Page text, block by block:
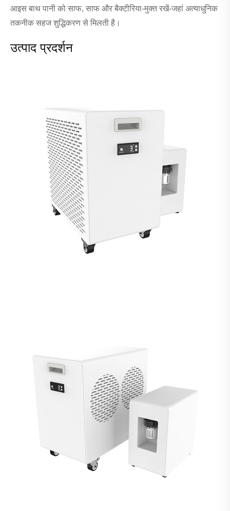
आइस बाथ पानी को साफ, साफ और बैक्टीरिया-मुक्त रखें-जहां अत्याधुनिक
तकनीक सहज शुद्धिकरण से मिलती है।
उत्पाद प्रदर्शन